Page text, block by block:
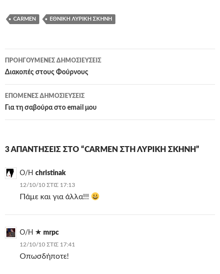
CARMEN ΕΘΝΙΚΉ ΛΥΡΙΚΉ ΣΚΗΝΉ
Πλοήγηση
άρθρων
ΠΡΟΗΓΟΎΜΕΝΕΣ ΔΗΜΟΣΙΕΎΣΕΙΣ
Διακοπές στους Φούρνους
ΕΠΌΜΕΝΕΣ ΔΗΜΟΣΙΕΎΣΕΙΣ
Για τη σαβούρα στο email μου
3 ΑΠΑΝΤΉΣΕΙΣ ΣΤΟ “CARMEN ΣΤΗ ΛΥΡΙΚΉ ΣΚΗΝΉ”
Ο/Η christinak
12/10/10 ΣΤΙΣ 17:13
Πάμε και για άλλα!!!
Ο/Η mrpc
12/10/10 ΣΤΙΣ 17:41
Οπωσδήποτε!